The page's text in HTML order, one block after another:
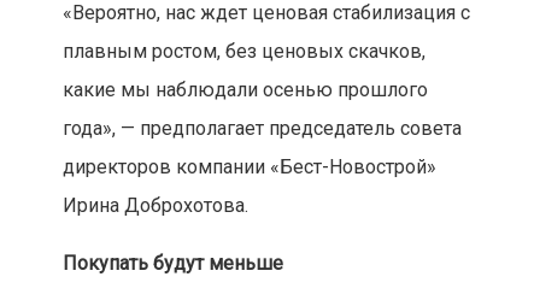
«Вероятно, нас ждет ценовая стабилизация с
плавным ростом, без ценовых скачков,
какие мы наблюдали осенью прошлого
года», — предполагает председатель совета
директоров компании «Бест-Новострой»
Ирина Доброхотова.
Покупать будут меньше